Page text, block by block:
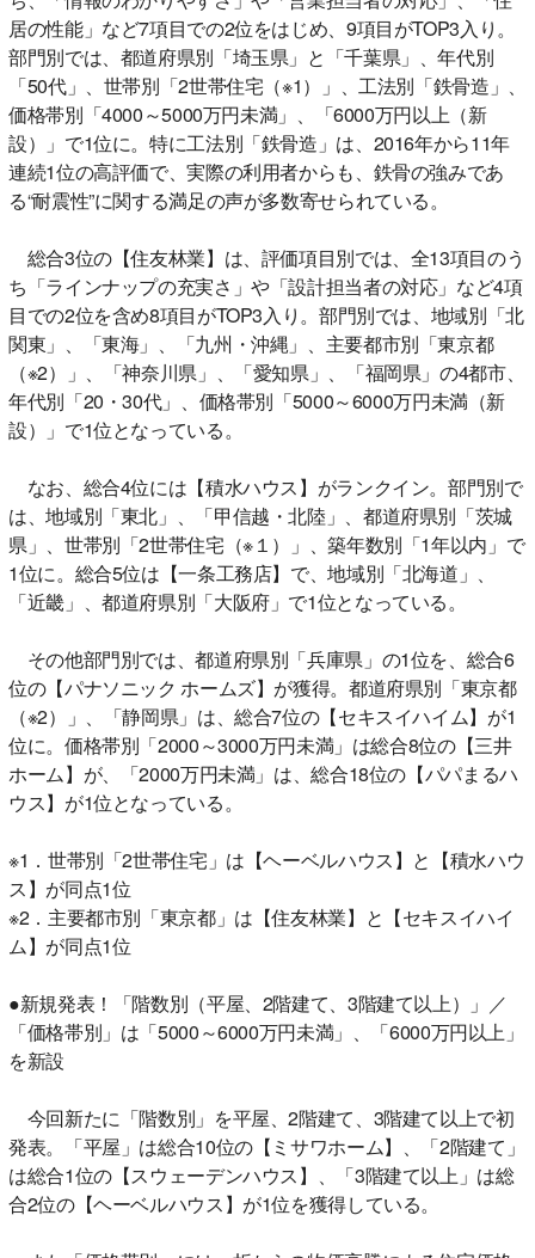
居の性能」など7項目での2位をはじめ、9項目がTOP3入り。
部門別では、都道府県別「埼玉県」と「千葉県」、年代別
「50代」、世帯別「2世帯住宅（※1）」、工法別「鉄骨造」、
価格帯別「4000～5000万円未満」、「6000万円以上（新
設）」で1位に。特に工法別「鉄骨造」は、2016年から11年
連続1位の高評価で、実際の利用者からも、鉄骨の強みであ
る“耐震性”に関する満足の声が多数寄せられている。
総合3位の【住友林業】は、評価項目別では、全13項目のう
ち「ラインナップの充実さ」や「設計担当者の対応」など4項
目での2位を含め8項目がTOP3入り。部門別では、地域別「北
関東」、「東海」、「九州・沖縄」、主要都市別「東京都
（※2）」、「神奈川県」、「愛知県」、「福岡県」の4都市、
年代別「20・30代」、価格帯別「5000～6000万円未満（新
設）」で1位となっている。
なお、総合4位には【積水ハウス】がランクイン。部門別で
は、地域別「東北」、「甲信越・北陸」、都道府県別「茨城
県」、世帯別「2世帯住宅（※１）」、築年数別「1年以内」で
1位に。総合5位は【一条工務店】で、地域別「北海道」、
「近畿」、都道府県別「大阪府」で1位となっている。
その他部門別では、都道府県別「兵庫県」の1位を、総合6
位の【パナソニック ホームズ】が獲得。都道府県別「東京都
（※2）」、「静岡県」は、総合7位の【セキスイハイム】が1
位に。価格帯別「2000～3000万円未満」は総合8位の【三井
ホーム】が、「2000万円未満」は、総合18位の【パパまるハ
ウス】が1位となっている。
※1．世帯別「2世帯住宅」は【ヘーベルハウス】と【積水ハウ
ス】が同点1位
※2．主要都市別「東京都」は【住友林業】と【セキスイハイ
ム】が同点1位
●新規発表！「階数別（平屋、2階建て、3階建て以上）」／
「価格帯別」は「5000～6000万円未満」、「6000万円以上」
を新設
今回新たに「階数別」を平屋、2階建て、3階建て以上で初
発表。「平屋」は総合10位の【ミサワホーム】、「2階建て」
は総合1位の【スウェーデンハウス】、「3階建て以上」は総
合2位の【ヘーベルハウス】が1位を獲得している。